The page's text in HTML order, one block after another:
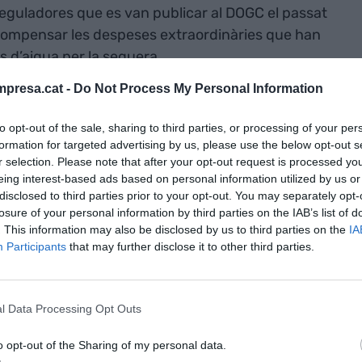
- Do Not Process My Personal Information
opt-out of the sale, sharing to third parties, or processing of your
for targeted advertising by us, please use the below opt-out
selection. Please note that after your opt-out request is processed
interest-based ads based on personal information utilized by us
to third parties prior to your opt-out. You may separately
of your personal information by third parties on the IAB’s list of
This information may also be disclosed by us to third parties on the
Participants that may further disclose it to other third parties.
Data Processing Opt Outs
opt-out of the Sharing of my personal data.
que es van publicar al DOGC el passat
les despeses extraordinàries que han
per la sequera.
de regants són molt sensibles a les
sequera de les conques internes de Catalunya
d’excepcionalitat en el regadiu s’aplica
mentre que en els usos urbà i industrial
sol·licituds
de regants resulten especialment